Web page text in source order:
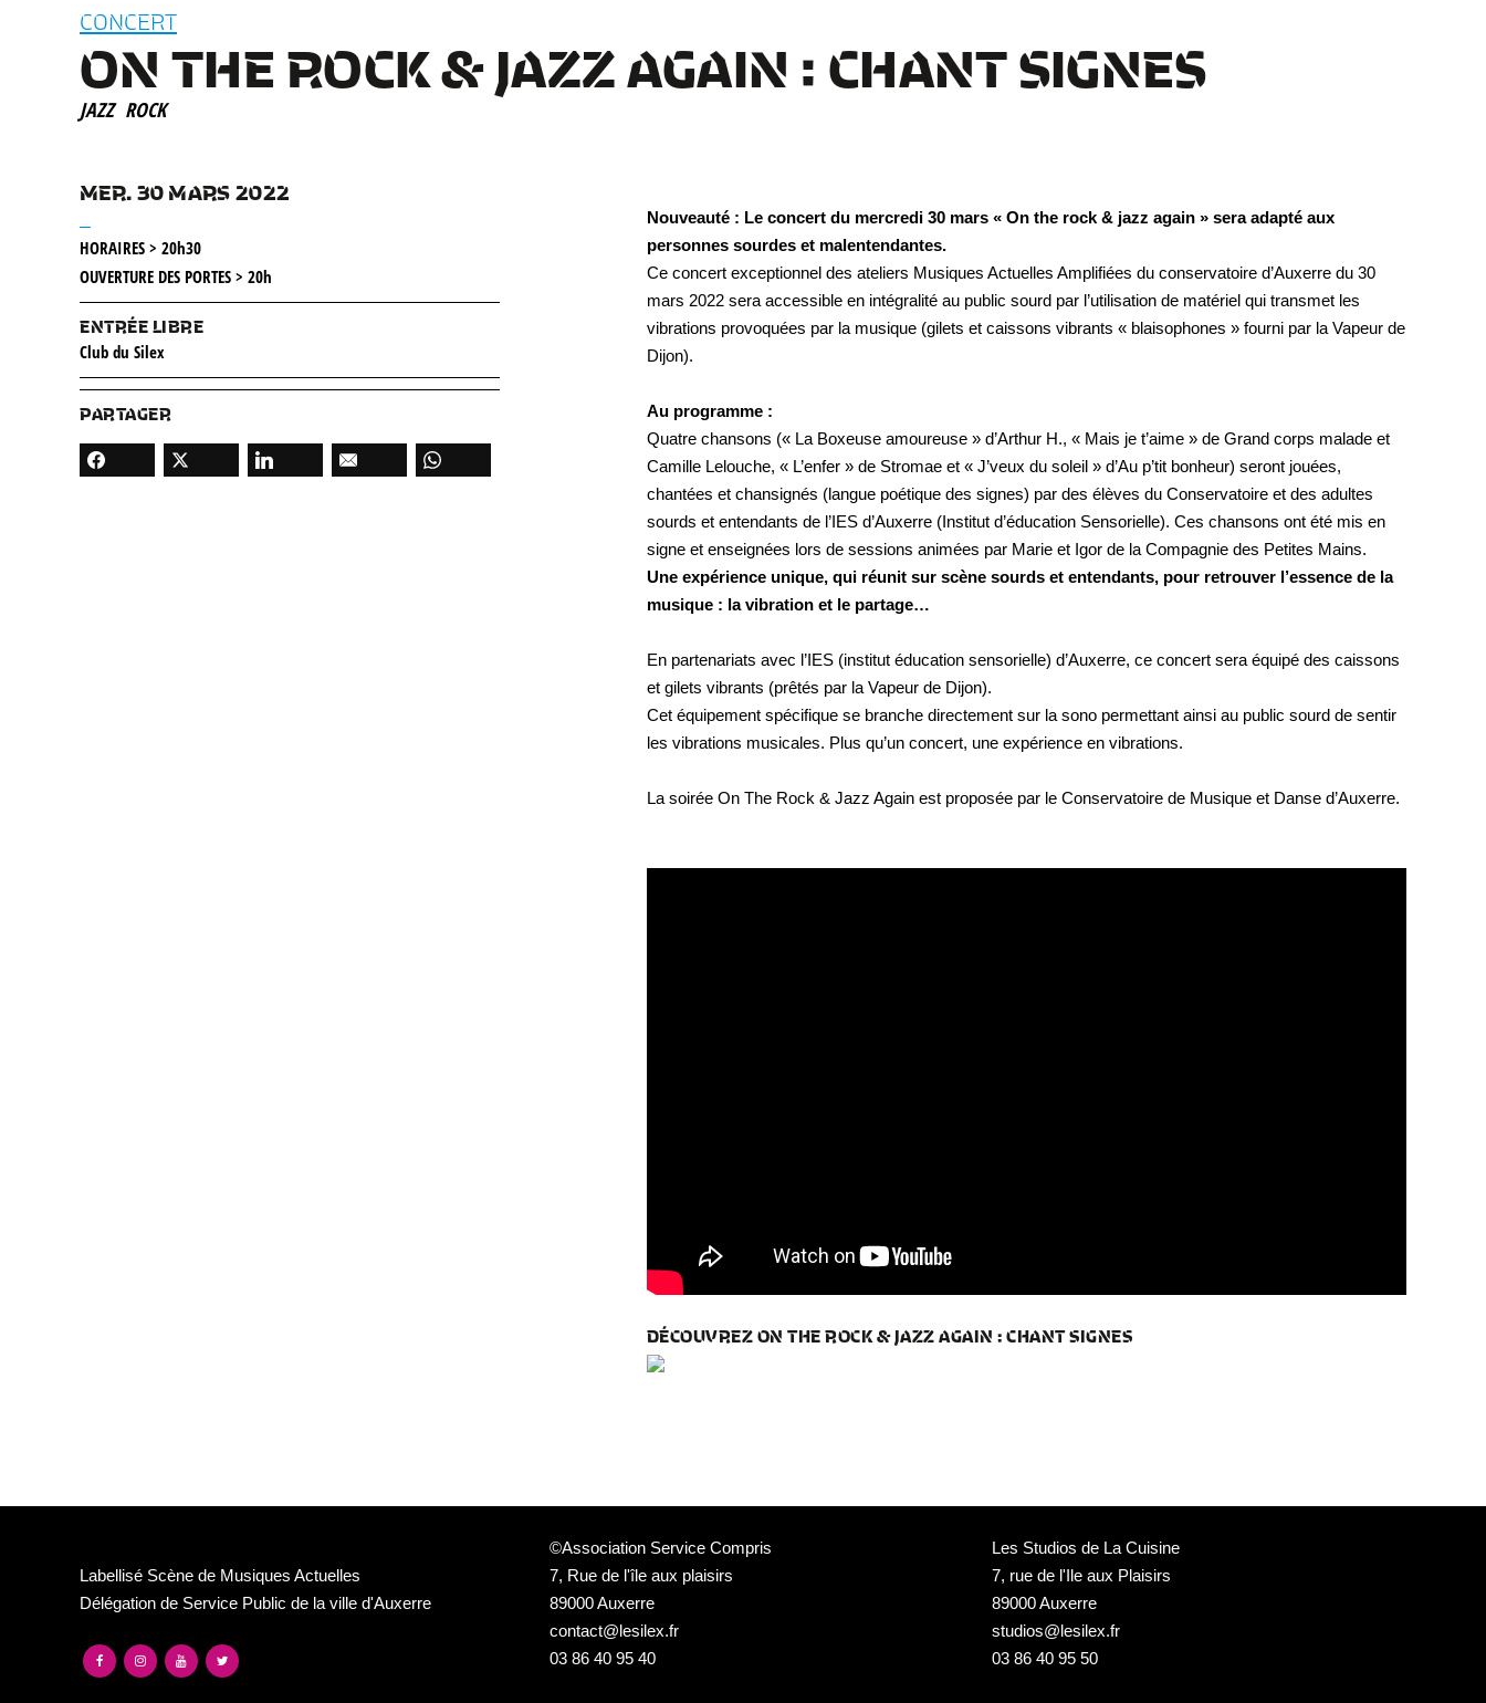
CONCERT
ON THE ROCK & JAZZ AGAIN : CHANT SIGNES
JAZZ ROCK
MER. 30 MARS 2022
HORAIRES > 20h30
OUVERTURE DES PORTES > 20h
ENTRÉE LIBRE
Club du Silex
PARTAGER
Nouveauté : Le concert du mercredi 30 mars « On the rock & jazz again » sera adapté aux
personnes sourdes et malentendantes.
Ce concert exceptionnel des ateliers Musiques Actuelles Amplifiées du conservatoire d’Auxerre du 30
mars 2022 sera accessible en intégralité au public sourd par l’utilisation de matériel qui transmet les
vibrations provoquées par la musique (gilets et caissons vibrants « blaisophones » fourni par la Vapeur de
Dijon).
Au programme :
Quatre chansons (« La Boxeuse amoureuse » d’Arthur H., « Mais je t’aime » de Grand corps malade et
Camille Lelouche, « L’enfer » de Stromae et « J’veux du soleil » d’Au p’tit bonheur) seront jouées,
chantées et chansignés (langue poétique des signes) par des élèves du Conservatoire et des adultes
sourds et entendants de l’IES d’Auxerre (Institut d’éducation Sensorielle). Ces chansons ont été mis en
signe et enseignées lors de sessions animées par Marie et Igor de la Compagnie des Petites Mains.
Une expérience unique, qui réunit sur scène sourds et entendants, pour retrouver l’essence de la
musique : la vibration et le partage…
En partenariats avec l’IES (institut éducation sensorielle) d’Auxerre, ce concert sera équipé des caissons
et gilets vibrants (prêtés par la Vapeur de Dijon).
Cet équipement spécifique se branche directement sur la sono permettant ainsi au public sourd de sentir
les vibrations musicales. Plus qu’un concert, une expérience en vibrations.
La soirée On The Rock & Jazz Again est proposée par le Conservatoire de Musique et Danse d’Auxerre.
DÉCOUVREZ ON THE ROCK & JAZZ AGAIN : CHANT SIGNES
Labellisé Scène de Musiques Actuelles
Délégation de Service Public de la ville d'Auxerre
©Association Service Compris
7, Rue de l'île aux plaisirs
89000 Auxerre
contact@lesilex.fr
03 86 40 95 40
Les Studios de La Cuisine
7, rue de l'Ile aux Plaisirs
89000 Auxerre
studios@lesilex.fr
03 86 40 95 50